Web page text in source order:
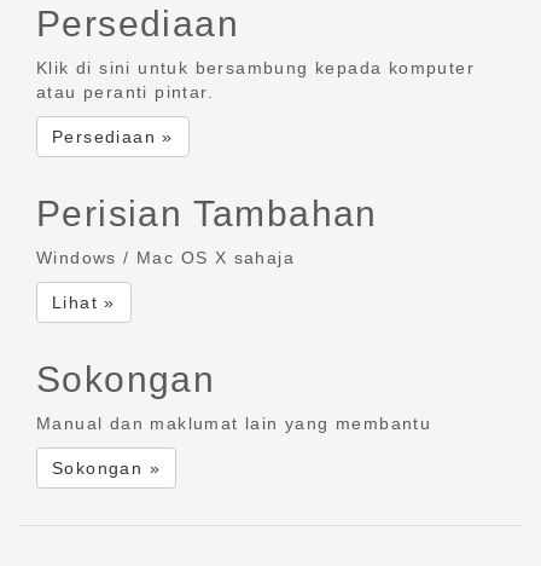
Persediaan
Klik di sini untuk bersambung kepada komputer
atau peranti pintar.
Persediaan »
Perisian Tambahan
Windows / Mac OS X sahaja
Lihat »
Sokongan
Manual dan maklumat lain yang membantu
Sokongan »